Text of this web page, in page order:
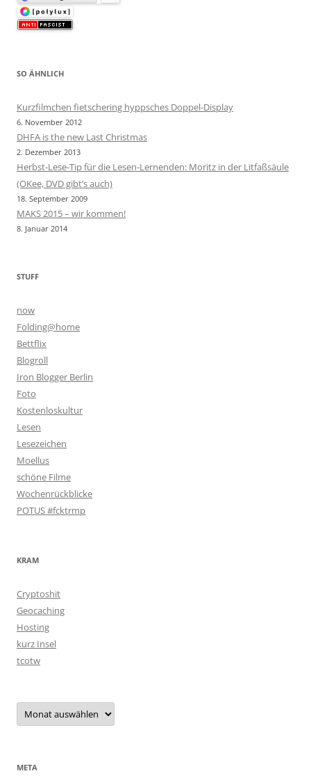
SO ÄHNLICH
Kurzfilmchen fietschering hyppsches Doppel-Display
6. November 2012
DHFA is the new Last Christmas
2. Dezember 2013
Herbst-Lese-Tip für die Lesen-Lernenden: Moritz in der Litfaßsäule
(OKee, DVD gibt’s auch)
18. September 2009
MAKS 2015 – wir kommen!
8. Januar 2014
STUFF
now
Folding@home
Bettflix
Blogroll
Iron Blogger Berlin
Foto
Kostenloskultur
Lesen
Lesezeichen
Moellus
schöne Filme
Wochenrückblicke
POTUS #fcktrmp
KRAM
Cryptoshit
Geocaching
Hosting
kurz Insel
tcotw
Archiv
META